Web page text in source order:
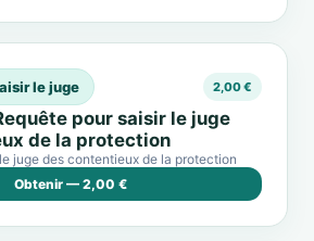
le juge 2,00 €
pour saisir le juge
de la protection
juge des contentieux de la protection
Obtenir — 2,00 €